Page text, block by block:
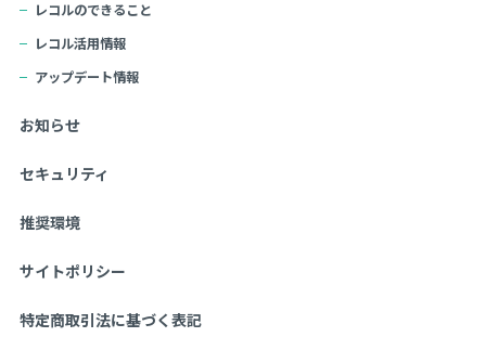
レコルのできること
レコル活用情報
アップデート情報
お知らせ
セキュリティ
推奨環境
サイトポリシー
特定商取引法に基づく表記